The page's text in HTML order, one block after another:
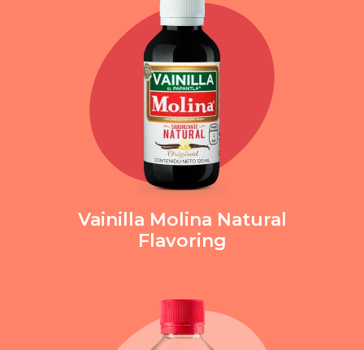
Vainilla Molina Natural
Flavoring